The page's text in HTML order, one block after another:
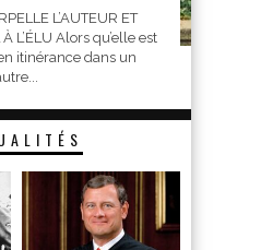
L’AUTEUR ET
L’ÉLU Alors qu’elle est
itinérance dans un